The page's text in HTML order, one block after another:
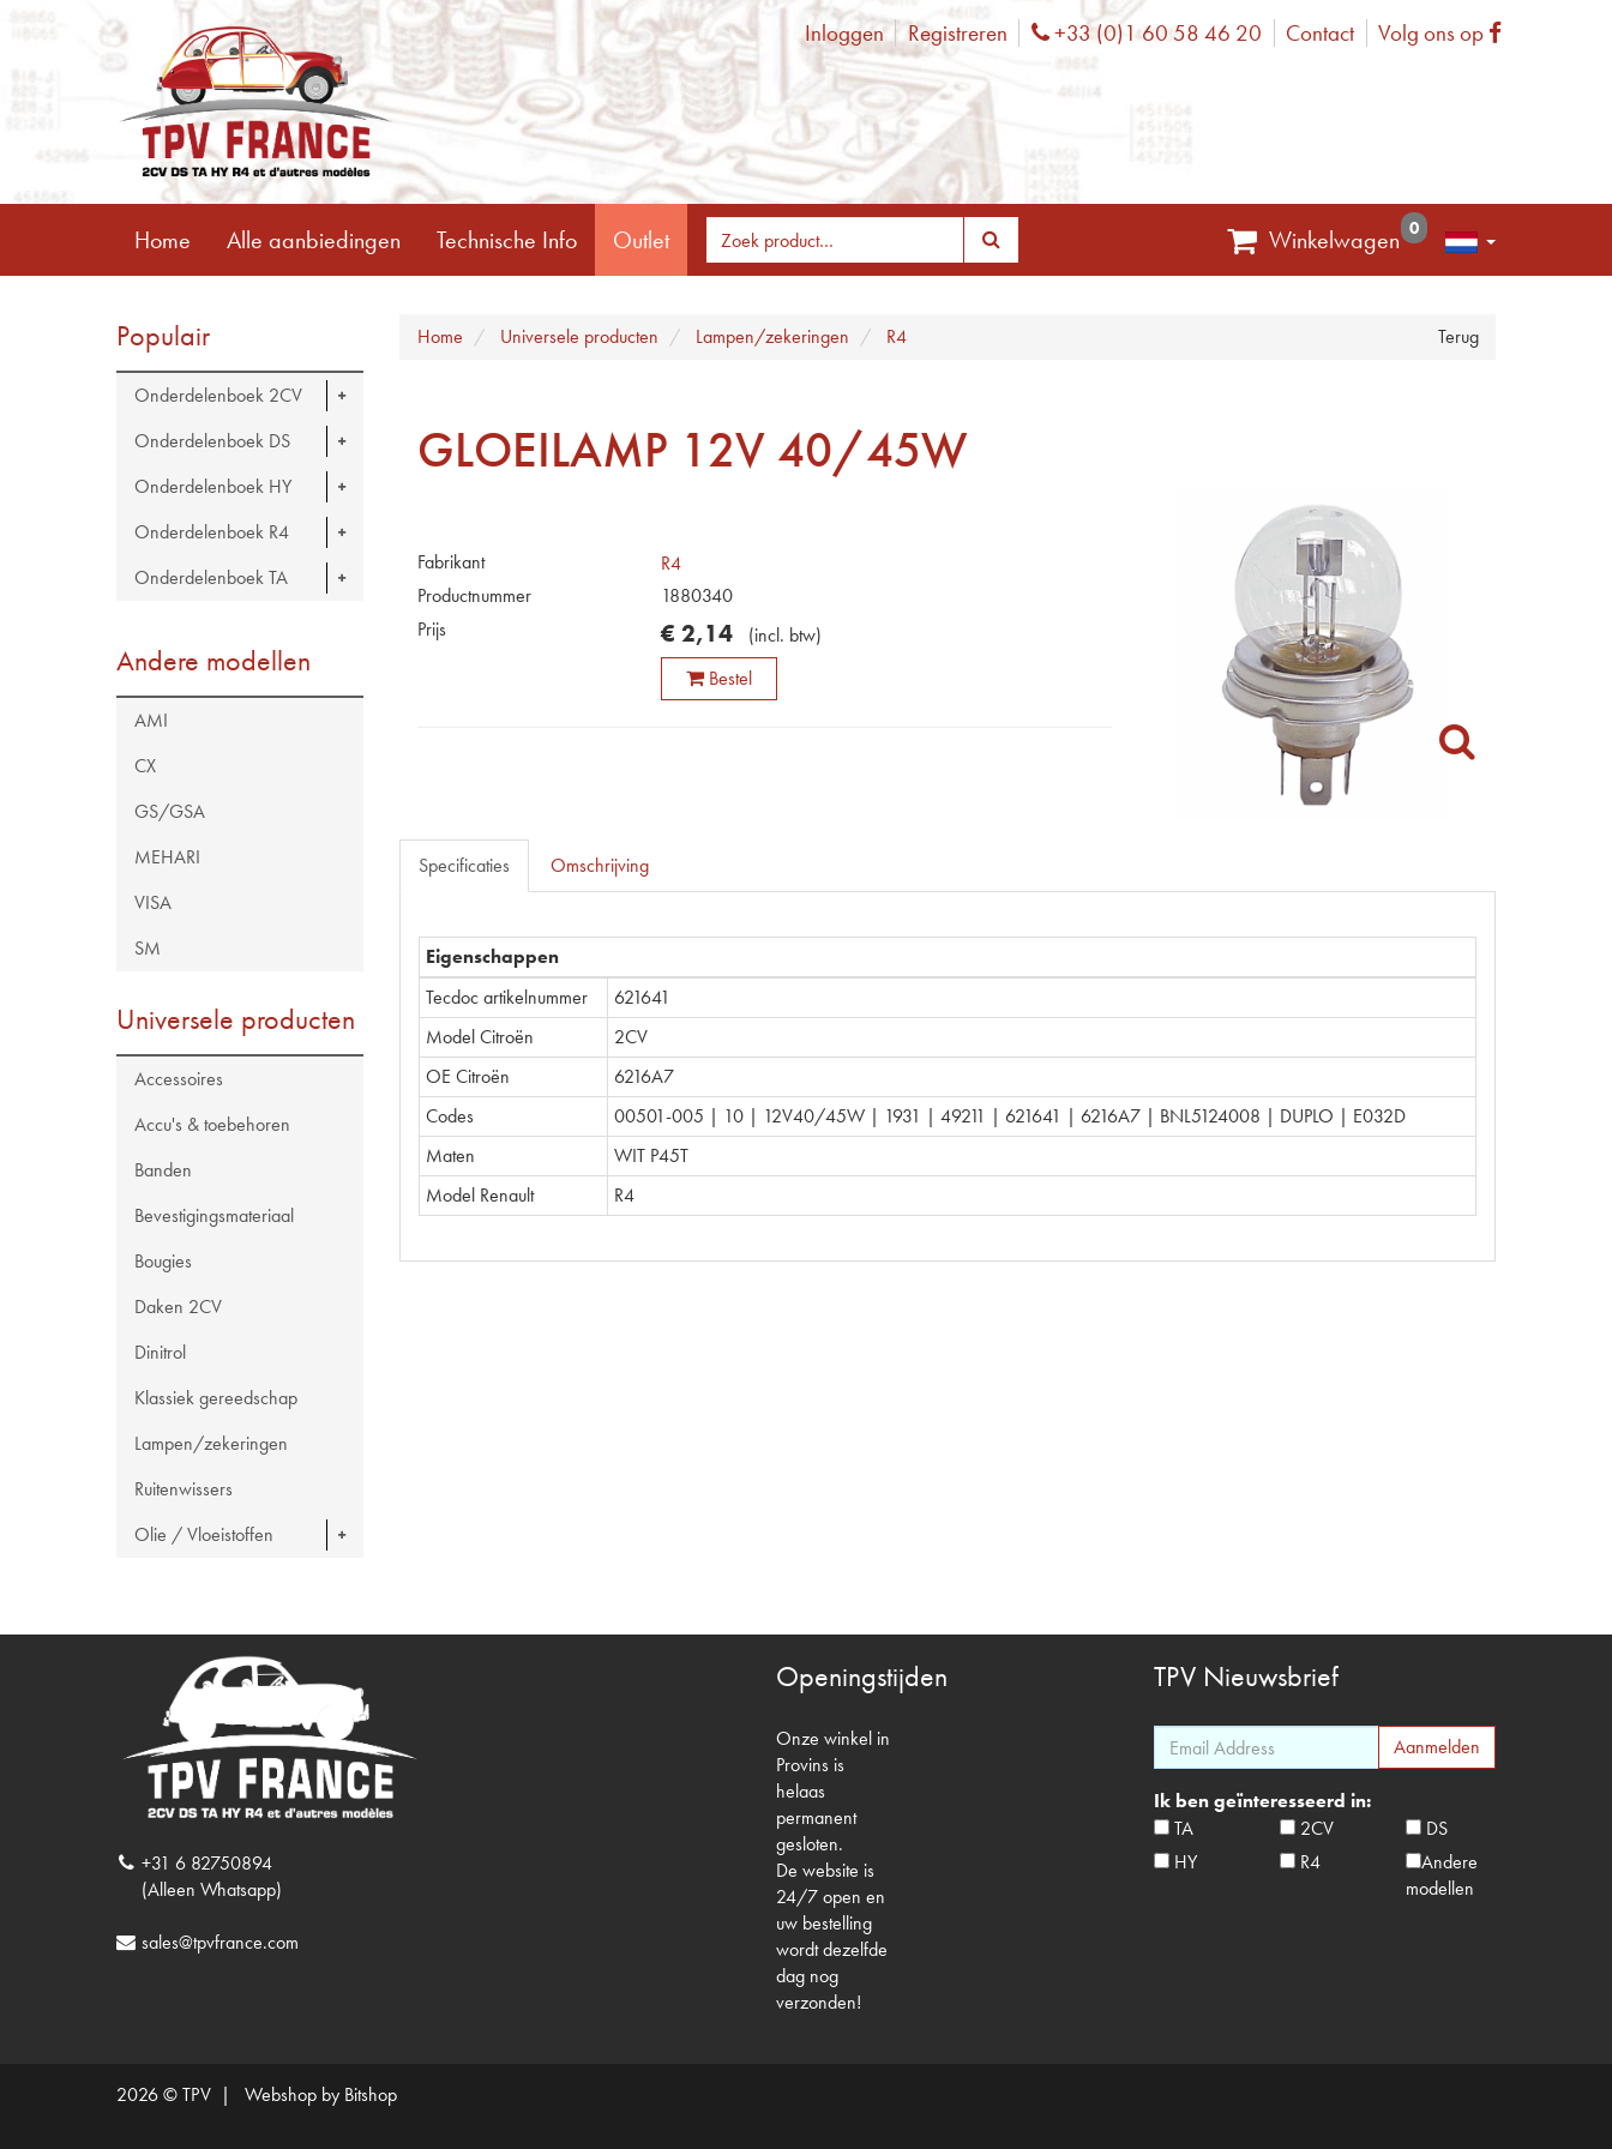
Inloggen Registreren Phone
+33 (0)1 60 58 46 20 Contact Volg ons op Facebook
Home Alle aanbiedingen Technische Info Outlet Winkelwagen 0
Populair
Onderdelenboek 2CV
Onderdelenboek DS
Onderdelenboek HY
Onderdelenboek R4
Onderdelenboek TA
Andere modellen
AMI
CX
GS/GSA
MEHARI
VISA
SM
Universele producten
Accessoires
Accu's & toebehoren
Banden
Bevestigingsmateriaal
Bougies
Daken 2CV
Dinitrol
Klassiek gereedschap
Lampen/zekeringen
Ruitenwissers
Olie / Vloeistoffen
Terug
Home Universele producten Lampen/zekeringen R4
GLOEILAMP 12V 40/45W
Fabrikant
R4
Productnummer
1880340
Prijs
€ 2,14 (incl. btw)
Bestel
Specificaties Omschrijving
Eigenschappen
Tecdoc artikelnummer
621641
Model Citroën
2CV
OE Citroën
6216A7
Codes
00501-005 | 10 | 12V40/45W | 1931 | 49211 | 621641 | 6216A7 | BNL5124008 | DUPLO | E032D
Maten
WIT P45T
Model Renault
R4
+31 6 82750894
(Alleen Whatsapp)
sales@tpvfrance.com
Openingstijden
Onze winkel in
Provins is
helaas
permanent
gesloten.
De website is
24/7 open en
uw bestelling
wordt dezelfde
dag nog
verzonden!
TPV Nieuwsbrief
Ik ben geïnteresseerd in:
TA
2CV
DS
HY
R4
Andere
modellen
2026 © TPV | Webshop by Bitshop